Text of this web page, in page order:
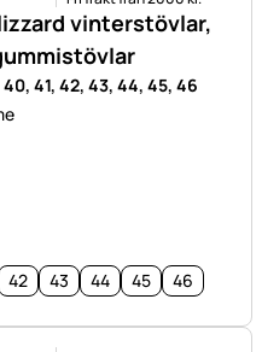
vinterstövlar,
41, 42, 43, 44, 45, 46
42 43 44 45 46